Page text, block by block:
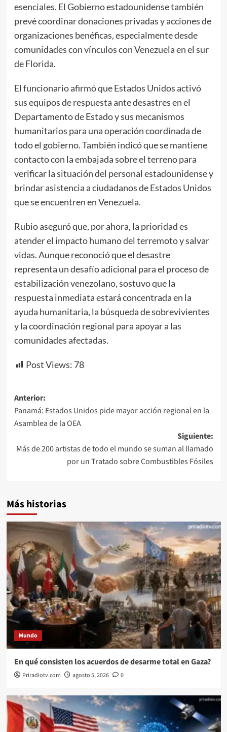
esenciales. El Gobierno estadounidense también
prevé coordinar donaciones privadas y acciones de
organizaciones benéficas, especialmente desde
comunidades con vínculos con Venezuela en el sur
de Florida.
El funcionario afirmó que Estados Unidos activó
sus equipos de respuesta ante desastres en el
Departamento de Estado y sus mecanismos
humanitarios para una operación coordinada de
todo el gobierno. También indicó que se mantiene
contacto con la embajada sobre el terreno para
verificar la situación del personal estadounidense y
brindar asistencia a ciudadanos de Estados Unidos
que se encuentren en Venezuela.
Rubio aseguró que, por ahora, la prioridad es
atender el impacto humano del terremoto y salvar
vidas. Aunque reconoció que el desastre
representa un desafío adicional para el proceso de
estabilización venezolano, sostuvo que la
respuesta inmediata estará concentrada en la
ayuda humanitaria, la búsqueda de sobrevivientes
y la coordinación regional para apoyar a las
comunidades afectadas.
Post Views: 78
Navegación
de
entradas
Anterior:
Panamá: Estados Unidos pide mayor acción regional en la
Asamblea de la OEA
Siguiente:
Más de 200 artistas de todo el mundo se suman al llamado
por un Tratado sobre Combustibles Fósiles
Más historias
Mundo
En qué consisten los acuerdos de desarme total en Gaza?
Priradiotv.com agosto 5, 2026 0